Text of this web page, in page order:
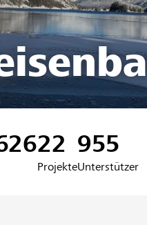
22
Projekte
955
Unterstützer